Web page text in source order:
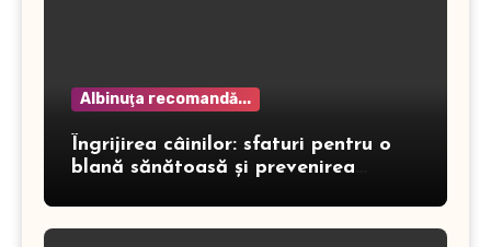
Albinuţa recomandă...
Îngrijirea câinilor: sfaturi pentru o
blană sănătoasă și prevenirea